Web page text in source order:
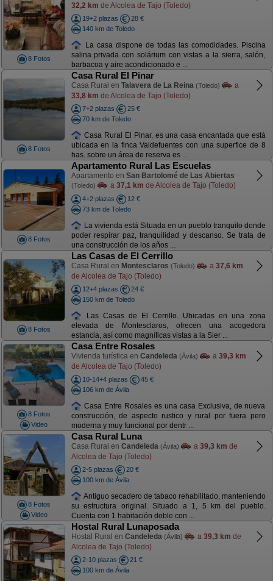
8 Fotos
32,2 km de Alcolea de Tajo (Toledo)
19+2 plazas
28 €
140 km de Toledo
La casa dispone de todas las comodidades. Piscina
salina privada con solárium con vistas a la sierra, salón,
barbacoa y aire acondicionado e ...
8 Fotos
Casa Rural El Pinar
Casa Rural en Talavera de La Reina (Toledo)
a
33,8 km de Alcolea de Tajo (Toledo)
7+2 plazas
25 €
70 km de Toledo
Casa Rural El Pinar, es una casa encantada que está
ubicada en la finca Valdefuentes con una superfice de 8
has. sobre un área de reserva es ...
8 Fotos
Apartamento Rural Las Escuelas
Apartamento en San Bartolomé de Las Abiertas
(Toledo) a 37,1 km de Alcolea de Tajo (Toledo)
4+2 plazas
12 €
73 km de Toledo
La vivienda está Situada en un pueblo tranquilo donde
poder respirar paz, tranquilidad y descanso. Se trata de
una construcción de los años ...
8 Fotos
Las Casas de El Cerrillo
Casa Rural en Montesclaros (Toledo) a 37,6 km
de Alcolea de Tajo (Toledo)
12+4 plazas
24 €
150 km de Toledo
Las Casas de El Cerrillo. Ubicadas en una zona
elevada de Montesclaros, ofrecen una acogedora
estancia, así como magníficas vistas a la Sier ...
8 Fotos
Video
Casa Entre Rosales
Vivienda turística en Candeleda (Ávila) a 39,3 km
de Alcolea de Tajo (Toledo)
10-14+4 plazas
45 €
106 km de Ávila
Casa Entre Rosales es una casa Exclusiva, de nueva
construcción, de aspecto rustico y rural por fuera pero
moderna y muy funcional por dentr ...
8 Fotos
Video
Casa Rural Luna
Casa Rural en Candeleda (Ávila) a 39,3 km de
Alcolea de Tajo (Toledo)
2-5 plazas
20 €
100 km de Ávila
Antiguo secadero de tabaco rehabilitado, manteniendo
su estructura original. Situado a 1, 5 km del pueblo.
Cuenta con 1 habitación doble con ...
Hostal Rural Lunaposada
Hostal Rural en Candeleda (Ávila) a 39,3 km de
Alcolea de Tajo (Toledo)
2-10 plazas
21 €
100 km de Ávila